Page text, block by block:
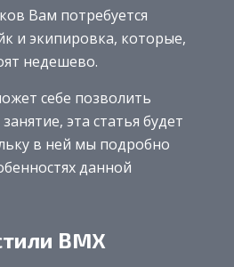
Вам потребуется
и экипировка, которые,
недешево.
себе позволить
эта статья будет
в ней мы подробно
данной
BMX